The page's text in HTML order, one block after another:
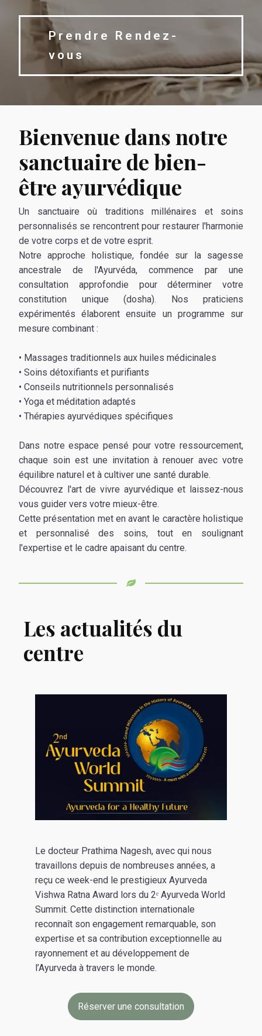
Prendre Rendez-
vous
Bienvenue dans notre
sanctuaire de bien-
être ayurvédique
Un sanctuaire où traditions millénaires et soins
personnalisés se rencontrent pour restaurer l'harmonie
de votre corps et de votre esprit.
Notre approche holistique, fondée sur la sagesse
ancestrale de l'Ayurvéda, commence par une
consultation approfondie pour déterminer votre
constitution unique (dosha). Nos praticiens
expérimentés élaborent ensuite un programme sur
mesure combinant :
• Massages traditionnels aux huiles médicinales
• Soins détoxifiants et purifiants
• Conseils nutritionnels personnalisés
• Yoga et méditation adaptés
• Thérapies ayurvédiques spécifiques
Dans notre espace pensé pour votre ressourcement,
chaque soin est une invitation à renouer avec votre
équilibre naturel et à cultiver une santé durable.
Découvrez l'art de vivre ayurvédique et laissez-nous
vous guider vers votre mieux-être.
Cette présentation met en avant le caractère holistique
et personnalisé des soins, tout en soulignant
l'expertise et le cadre apaisant du centre.
Les actualités du
centre
Le docteur Prathima Nagesh, avec qui nous
travaillons depuis de nombreuses années, a
reçu ce week-end le prestigieux Ayurveda
Vishwa Ratna Award lors du 2ᵉ Ayurveda World
Summit. Cette distinction internationale
reconnaît son engagement remarquable, son
expertise et sa contribution exceptionnelle au
rayonnement et au développement de
l’Ayurveda à travers le monde.
Réserver une consultation